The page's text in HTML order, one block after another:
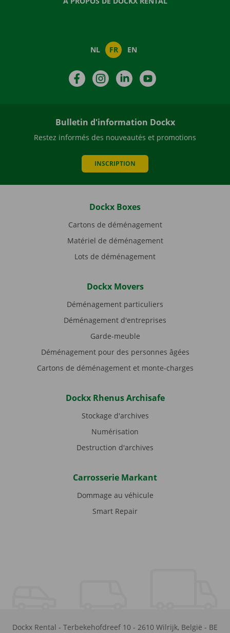
NL FR EN
FacebookInstagramLinkedIn
Bulletin d'information Dockx
Restez informés des nouveautés et promotions
INSCRIPTION
Dockx Boxes
Cartons de déménagement
Matériel de déménagement
Lots de déménagement
Dockx Movers
Déménagement particuliers
Déménagement d'entreprises
Garde-meuble
Déménagement pour des personnes âgées
Cartons de déménagement et monte-charges
Dockx Rhenus Archisafe
Stockage d'archives
Numérisation
Destruction d'archives
Carrosserie Markant
Dommage au véhicule
Smart Repair
Dockx Rental - Terbekehofdreef 10 - 2610 Wilrijk, België - BE